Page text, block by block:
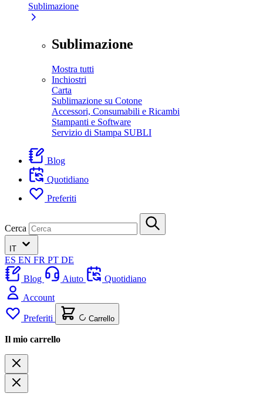
Sublimazione
Sublimazione
Mostra tutti
Inchiostri
Carta
Sublimazione su Cotone
Accessori, Consumabili e Ricambi
Stampanti e Software
Servizio di Stampa SUBLI
Blog
Quotidiano
Preferiti
Cerca
IT
ES EN FR PT DE
Blog
Aiuto
Quotidiano
Account
Preferiti Carrello
Il mio carrello